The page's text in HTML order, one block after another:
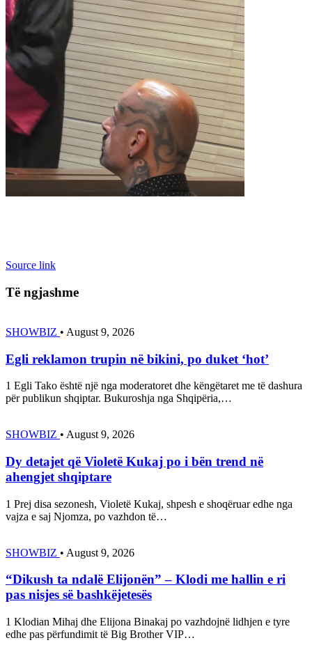
Source link
Të ngjashme
SHOWBIZ • August 9, 2026
Egli reklamon trupin në bikini, po duket ‘hot’
1 Egli Tako është një nga moderatoret dhe këngëtaret me të dashura
për publikun shqiptar. Bukuroshja nga Shqipëria,…
SHOWBIZ • August 9, 2026
Dy detajet që Violetë Kukaj po i bën trend në
ahengjet shqiptare
1 Prej disa sezonesh, Violetë Kukaj, shpesh e shoqëruar edhe nga
vajza e saj Njomza, po vazhdon të…
SHOWBIZ • August 9, 2026
“Dikush ta ndalë Elijonën” – Klodi me hallin e ri
pas nisjes së bashkëjetesës
1 Klodian Mihaj dhe Elijona Binakaj po vazhdojnë lidhjen e tyre
edhe pas përfundimit të Big Brother VIP…